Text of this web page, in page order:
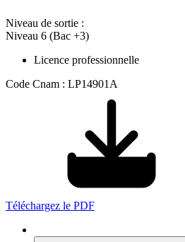
Niveau de sortie :
Niveau 6 (Bac +3)
Licence professionnelle
Code Cnam : LP14901A
Téléchargez le PDF